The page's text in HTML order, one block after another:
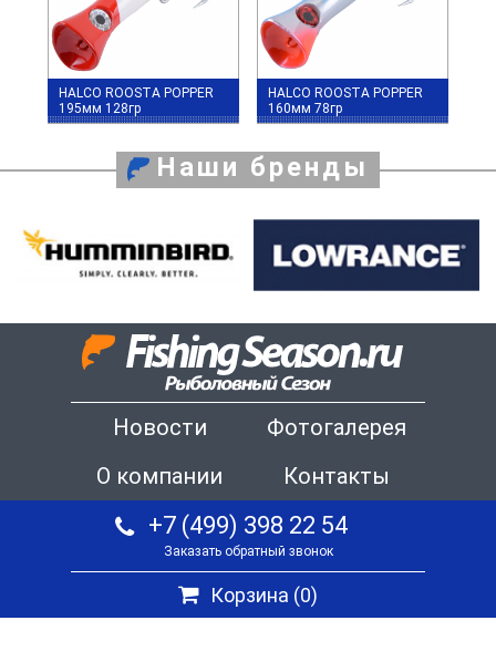
HALCO ROOSTA POPPER
195мм 128гр
HALCO ROOSTA POPPER
160мм 78гр
Наши бренды
Новости
Фотогалерея
О компании
Контакты
+7 (499) 398 22 54
Заказать обратный звонок
Корзина (0)